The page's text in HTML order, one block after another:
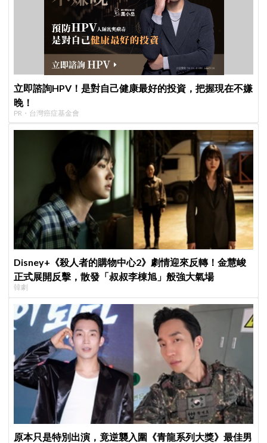
立即諮詢HPV！是對自己健康最好的投資，把握現在不嫌
晚！
PR・台灣癌症基金會
Disney+《殺人者的購物中心2》劇情迎來反轉！金慧峻
正式展開反擊，散發「叔叔李棟旭」般強大氣場
韓劇
原本只是特別出演，竟逆襲入圍《青龍系列大獎》最佳男